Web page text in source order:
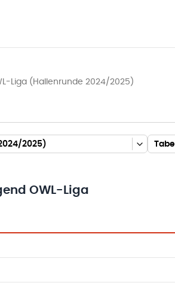
Liga (Hallenrunde 2024/2025)
2025)
OWL-Liga
und Punkten